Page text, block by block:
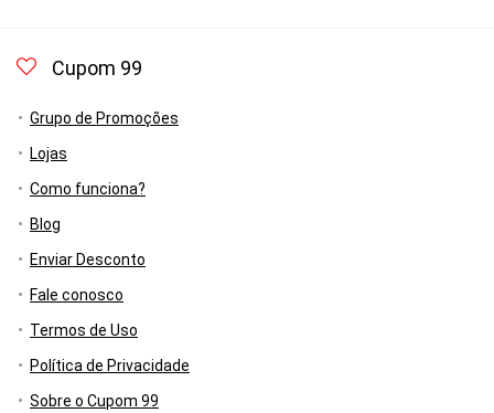
Cupom 99
Grupo de Promoções
Lojas
Como funciona?
Blog
Enviar Desconto
Fale conosco
Termos de Uso
Política de Privacidade
Sobre o Cupom 99